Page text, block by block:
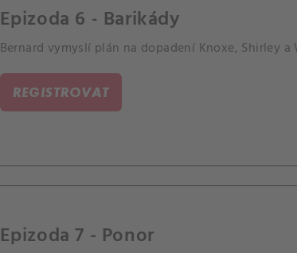
Epizoda 6 - Barikády
Bernard vymyslí plán na dopadení Knoxe, Shirley
REGISTROVAT
Epizoda 7 - Ponor